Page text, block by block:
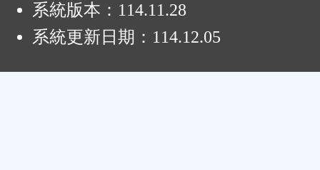
系統版本： 114.11.28
系統更新日期： 114.12.05